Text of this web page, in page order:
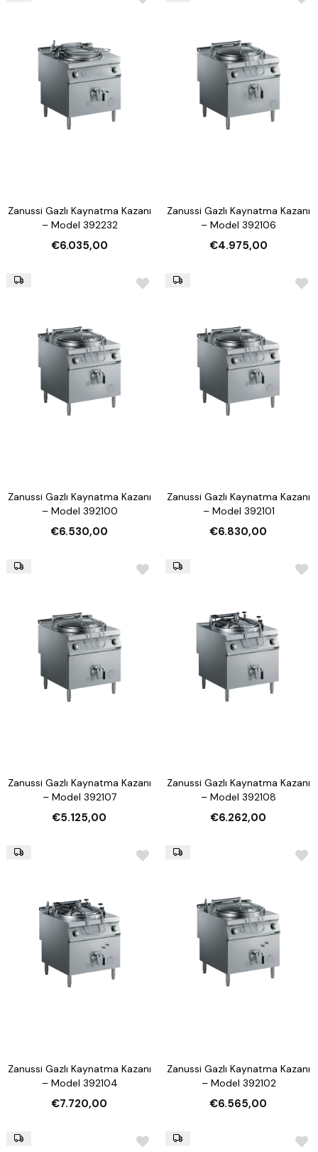
Zanussi Gazlı Kaynatma Kazanı
– Model 392232
€6.035,00
Zanussi Gazlı Kaynatma Kazanı
– Model 392106
€4.975,00
Zanussi Gazlı Kaynatma Kazanı
– Model 392100
€6.530,00
Zanussi Gazlı Kaynatma Kazanı
– Model 392101
€6.830,00
Zanussi Gazlı Kaynatma Kazanı
– Model 392107
€5.125,00
Zanussi Gazlı Kaynatma Kazanı
– Model 392108
€6.262,00
Zanussi Gazlı Kaynatma Kazanı
– Model 392104
€7.720,00
Zanussi Gazlı Kaynatma Kazanı
– Model 392102
€6.565,00